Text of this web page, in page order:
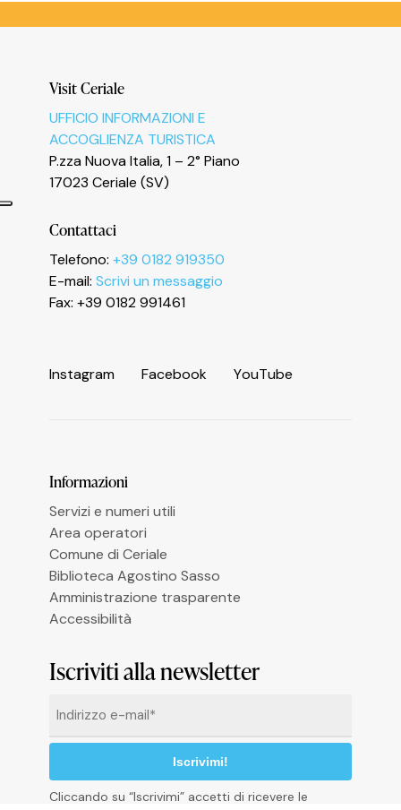
Visit Ceriale
UFFICIO INFORMAZIONI E
ACCOGLIENZA TURISTICA
P.zza Nuova Italia, 1 – 2° Piano
17023 Ceriale (SV)
Contattaci
Telefono: +39 0182 919350
E-mail: Scrivi un messaggio
Fax: +39 0182 991461
Instagram Facebook YouTube
Informazioni
Servizi e numeri utili
Area operatori
Comune di Ceriale
Biblioteca Agostino Sasso
Amministrazione trasparente
Accessibilità
Iscriviti alla newsletter
Cliccando su “Iscrivimi” accetti di ricevere le